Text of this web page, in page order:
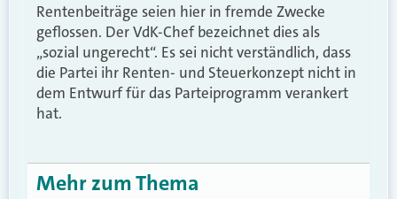
Rentenbeiträge seien hier in fremde Zwecke
geflossen. Der VdK-Chef bezeichnet dies als
„sozial ungerecht“. Es sei nicht verständlich, dass
die Partei ihr Renten- und Steuerkonzept nicht in
dem Entwurf für das Parteiprogramm verankert
hat.
Mehr zum Thema